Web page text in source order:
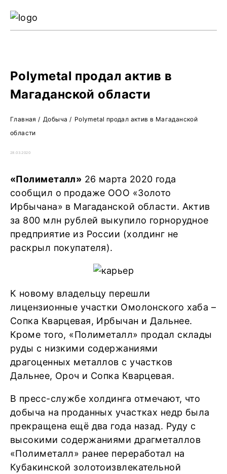
Polymetal продал актив в
Магаданской области
Главная / Добыча / Polymetal продал актив в Магаданской
области
28.03.2020
«Полиметалл» 26 марта 2020 года
сообщил о продаже ООО «Золото
Ирбычана» в Магаданской области. Актив
за 800 млн рублей выкупило горнорудное
предприятие из России (холдинг не
раскрыл покупателя).
К новому владельцу перешли
лицензионные участки Омолонского хаба –
Сопка Кварцевая, Ирбычан и Дальнее.
Кроме того, «Полиметалл» продал склады
руды с низкими содержаниями
драгоценных металлов с участков
Дальнее, Ороч и Сопка Кварцевая.
В пресс-службе холдинга отмечают, что
добыча на проданных участках недр была
прекращена ещё два года назад. Руду с
высокими содержаниями драгметаллов
«Полиметалл» ранее переработал на
Кубакинской золотоизвлекательной